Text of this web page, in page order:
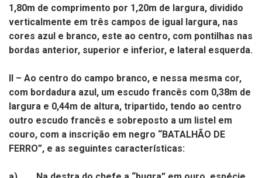
1,80m de comprimento por 1,20m de largura, dividido
verticalmente em três campos de igual largura, nas
cores azul e branco, este ao centro, com pontilhas nas
bordas anterior, superior e inferior, e lateral esquerda.
II – Ao centro do campo branco, e nessa mesma cor,
com bordadura azul, um escudo francês com 0,38m de
largura e 0,44m de altura, tripartido, tendo ao centro
outro escudo francês e sobreposto a um listel em
couro, com a inscrição em negro “BATALHÃO DE
FERRO”, e as seguintes características: